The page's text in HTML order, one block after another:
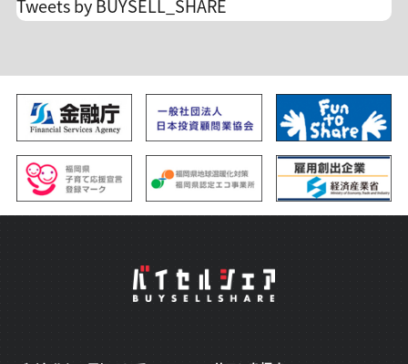
できます。 孤独なトレードからの脱却/自分のトレ
Tweets by BUYSELL_SHARE